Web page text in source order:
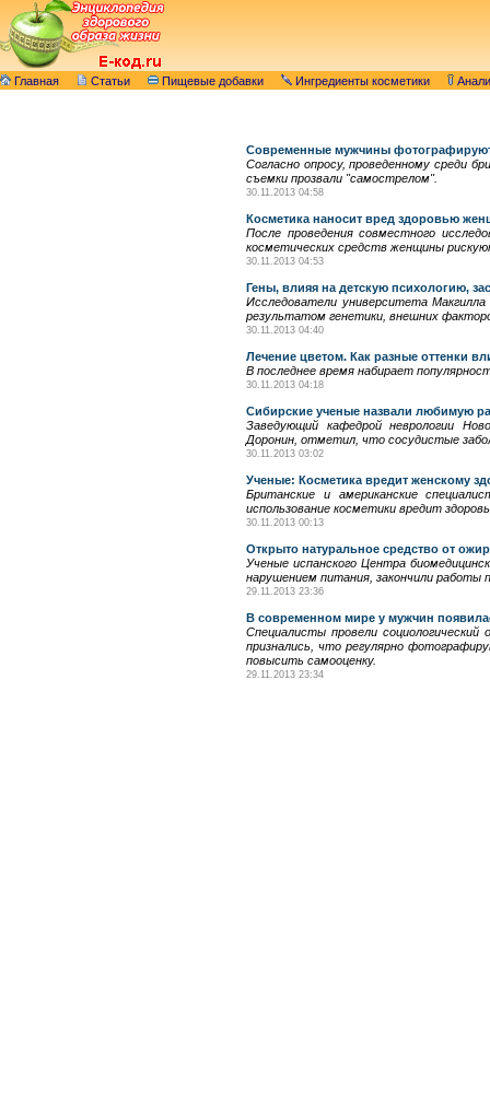
Главная Статьи Пищевые добавки Ингредиенты косметики
Современные мужчины
Согласно опросу, проведенному среди
съемки прозвали "самострелом".
30.11.2013 04:58
Косметика наносит вред здоровью
После проведения совместного
косметических средств женщины
30.11.2013 04:53
Гены, влияя на детскую психологию,
Исследователи университета
результатом генетики, внешних
30.11.2013 04:40
Лечение цветом. Как разные оттенки
В последнее время набирает
30.11.2013 04:18
Сибирские ученые назвали любимую
Заведующий кафедрой неврологии
Доронин, отметил, что сосудистые
30.11.2013 03:02
Ученые: Косметика вредит женскому
Британские и американские
использование косметики вредит
30.11.2013 00:13
Открыто натуральное средство от
Ученые испанского Центра
нарушением питания, закончили работы
29.11.2013 23:36
В современном мире у мужчин
Специалисты провели
признались, что регулярно
повысить самооценку.
29.11.2013 23:34